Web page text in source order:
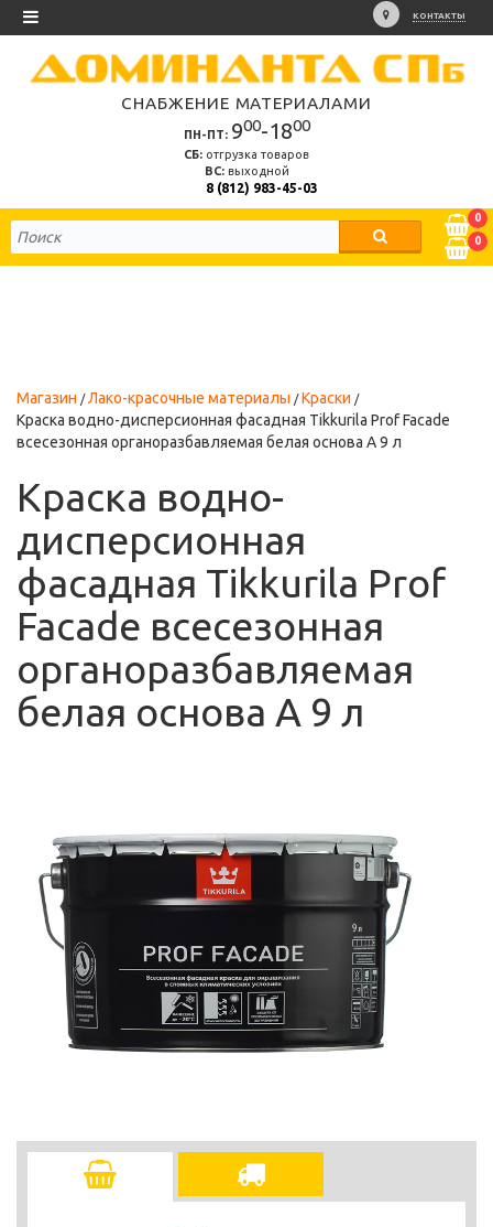
КОНТАКТЫ
СНАБЖЕНИЕ МАТЕРИАЛАМИ
ПН-ПТ: 900-1800
СБ: отгрузка товаров
ВС:выходной
8 (812) 983-45-03
0
0
Магазин Лако-красочные материалы
Краски
Краска водно-дисперсионная фасадная Tikkurila Prof Facade
всесезонная органоразбавляемая белая основа А 9 л
Краска водно-
дисперсионная
фасадная Tikkurila Prof
Facade всесезонная
органоразбавляемая
белая основа А 9 л